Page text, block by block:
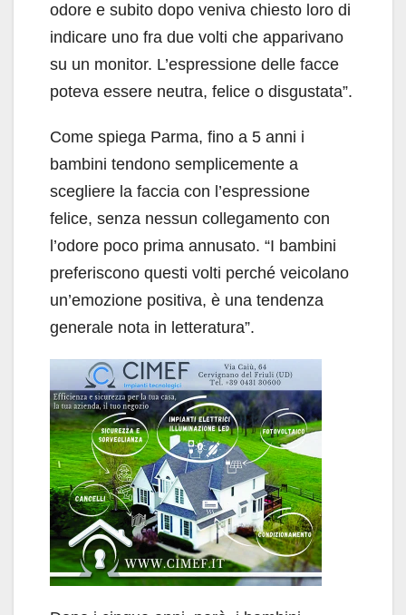
odore e subito dopo veniva chiesto loro di
indicare uno fra due volti che apparivano
su un monitor. L’espressione delle facce
poteva essere neutra, felice o disgustata”.
Come spiega Parma, fino a 5 anni i
bambini tendono semplicemente a
scegliere la faccia con l’espressione
felice, senza nessun collegamento con
l’odore poco prima annusato. “I bambini
preferiscono questi volti perché veicolano
un’emozione positiva, è una tendenza
generale nota in letteratura”.